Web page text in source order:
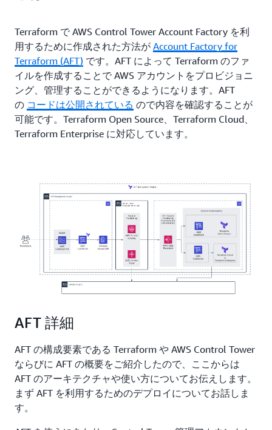
Terraform で AWS Control Tower Account Factory を利
用するために作成された方法が Account Factory for
Terraform (AFT) です。AFT によって Terraform のファ
イルを作成することで AWS アカウントをプロビジョニ
ング、管理することができるようになります。AFT
の コードは公開されている ので内容を確認することが
可能です。Terraform Open Source、Terraform Cloud、
Terraform Enterprise に対応しています。
AFT 詳細
AFT の構成要素である Terraform や AWS Control Tower
ならびに AFT の概要をご紹介したので、ここからは
AFT のアーキテクチャや使い方についてお伝えします。
まず AFT を利用するためのデプロイについてお話しま
す。